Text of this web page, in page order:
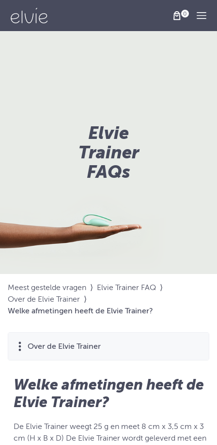
Elvie
Trainer
FAQs
Meest gestelde vragen ⟩ Elvie Trainer FAQ ⟩
Over de Elvie Trainer ⟩
Welke afmetingen heeft de Elvie Trainer?
Over de Elvie Trainer
Welke afmetingen heeft de
Elvie Trainer?
De Elvie Trainer weegt 25 g en meet 8 cm x 3,5 cm x 3
cm (H x B x D) De Elvie Trainer wordt geleverd met een